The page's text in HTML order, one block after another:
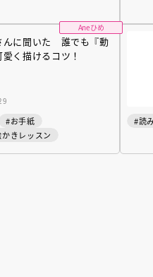
Aneひめ
んに聞いた 誰でも『動
く描けるコツ！
#お手紙
きレッスン
#読
『NO.６再会』（あさの
イト ＃４ 2026年９月
2025.02.17